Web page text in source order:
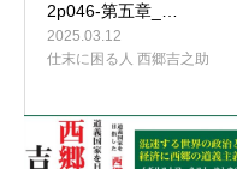
2p046-第五章_…
2025.03.12
仕末に困る人 西郷吉之助